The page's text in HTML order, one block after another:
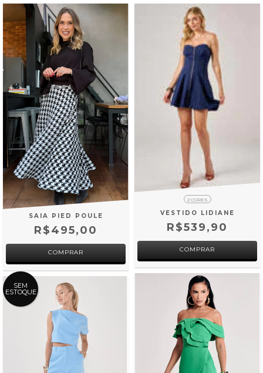
SAIA PIED POULE
R$495,00
COMPRAR
2 CORES
VESTIDO LIDIANE
R$539,90
COMPRAR
SEM
ESTOQUE